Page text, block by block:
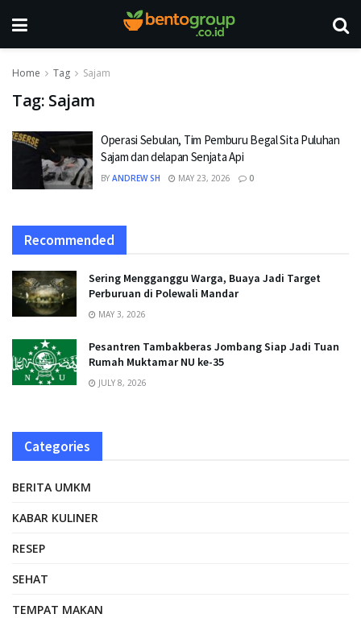
Home Tag Sajam
Tag: Sajam
Operasi Sebulan, Tim Pemburu Begal Sita Puluhan
Sajam dan delapan Senjata Api
BY ANDREW SH MAY 23, 2026 0
Recommended
Sering Mengganggu Warga, Buaya Jadi Target
Perburuan di Polewali Mandar
MAY 3, 2026
Pesantren Tambakberas Jombang Siap Jadi Tuan
Rumah Muktamar NU ke-35
JULY 8, 2026
Categories
BERITA UMKM
KABAR KULINER
RESEP
SEHAT
TEMPAT MAKAN